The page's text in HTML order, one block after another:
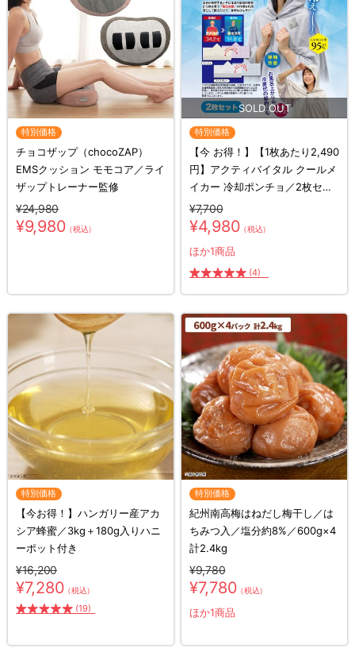
特別価格
チョコザップ（chocoZAP）
EMSクッション モモコア／ライ
ザップトレーナー監修
¥24,980
¥9,980（税込）
特別価格
【今 お得！】【1枚あたり2,490
円】アクティバイタル クールメ
イカー 冷却ポンチョ／2枚セッ
ト
¥7,700
¥4,980（税込）
ほか1商品
(4)
特別価格
【今お得！】ハンガリー産アカ
シア蜂蜜／3kg＋180g入りハニ
ーポット付き
¥16,200
¥7,280（税込）
(19)
特別価格
紀州南高梅はねだし梅干し／は
ちみつ入／塩分約8%／600g×4
計2.4kg
¥9,780
¥7,780（税込）
ほか1商品